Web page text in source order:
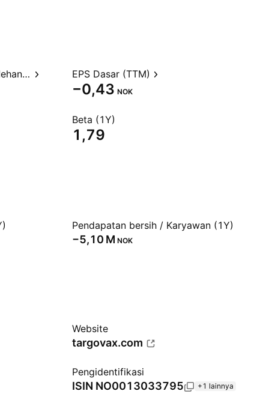
Rasio Harga terhadap Perolehan (TTM) EPS Dasar (TTM)
−0,43 NOK
Beta (1Y)
1,79
Pendapatan bersih / Karyawan (1Y)
‪−5,10 M‬ NOK
Website
targovax.com
Pengidentifikasi
ISIN NO0013033795 +1 lainnya